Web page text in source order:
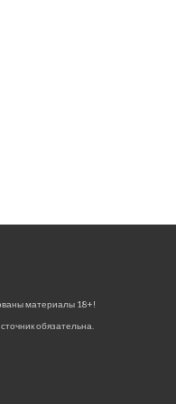
материалы 18+!
обязательна.